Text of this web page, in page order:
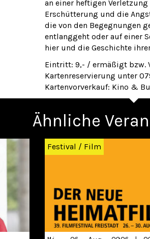
an einer heftigen
Erschütterung und die
die von den Begegnungen
entlanggeht oder auf einer
hier und die Geschichte
Eintritt: 9,- / ermäßigt bzw.
Kartenreservierung unter
Kartenvorverkauf: Kino &
Ähnliche
Festival / Film